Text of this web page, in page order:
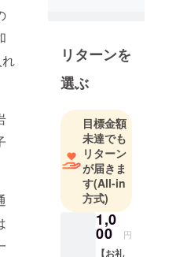
リターンを
選ぶ
目標金額
未達でも
リターン
が届きま
す(All-in
方式)
1,0
00 円
【お礼